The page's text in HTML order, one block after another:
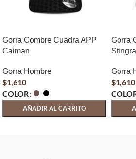
Gorra Combre Cuadra APP
Caiman
Gorra Hombre
$1,610
COLOR
AÑADIR AL CARRITO
Gorra
Gorra
$1,610